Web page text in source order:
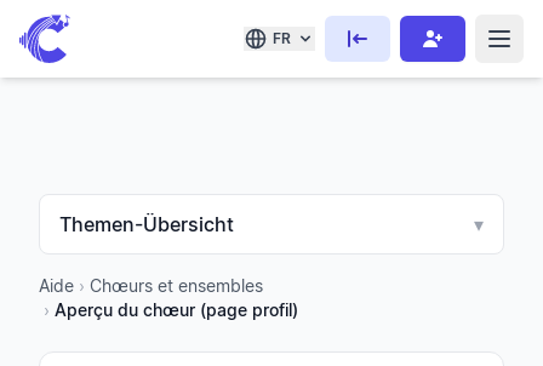
FR
Themen-Übersicht ▾
Aide › Chœurs et ensembles
› Aperçu du chœur (page profil)